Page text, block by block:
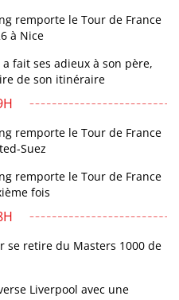
remporte le Tour de France
à Nice
fait ses adieux à son père,
de son itinéraire
remporte le Tour de France
Suez
remporte le Tour de France
fois
se retire du Masters 1000 de
Liverpool avec une